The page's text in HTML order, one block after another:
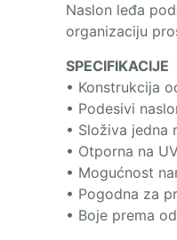
Naslon leđa
organizaciju
SPECIFIKACIJE
• Konstrukcija
• Podesivi
• Složiva jedna
• Otporna na
• Mogućnost
• Pogodna za
• Boje prema